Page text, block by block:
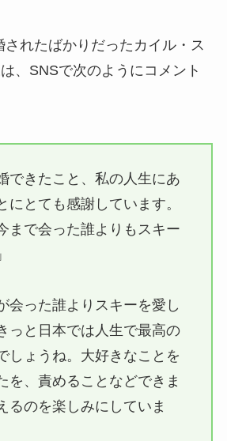
れたばかりだったカイル・ス
、SNSで次のようにコメント
できたこと、私の人生にあ
にとても感謝しています。
まで会った誰よりもスキー
会った誰よりスキーを愛し
っと日本では人生で最高の
しょうね。大好きなことを
を、責めることなどできま
るのを楽しみにしていま